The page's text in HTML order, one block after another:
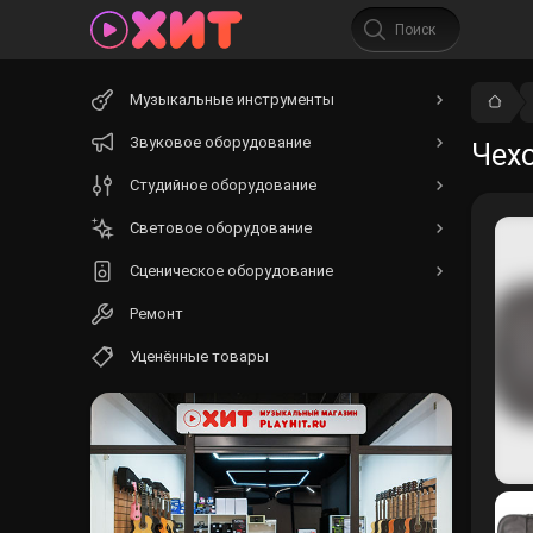
Музыкальные инструменты
Звуковое оборудование
Студийное оборудование
Световое оборудование
Сценическое оборудование
Ремонт
Уценённые товары